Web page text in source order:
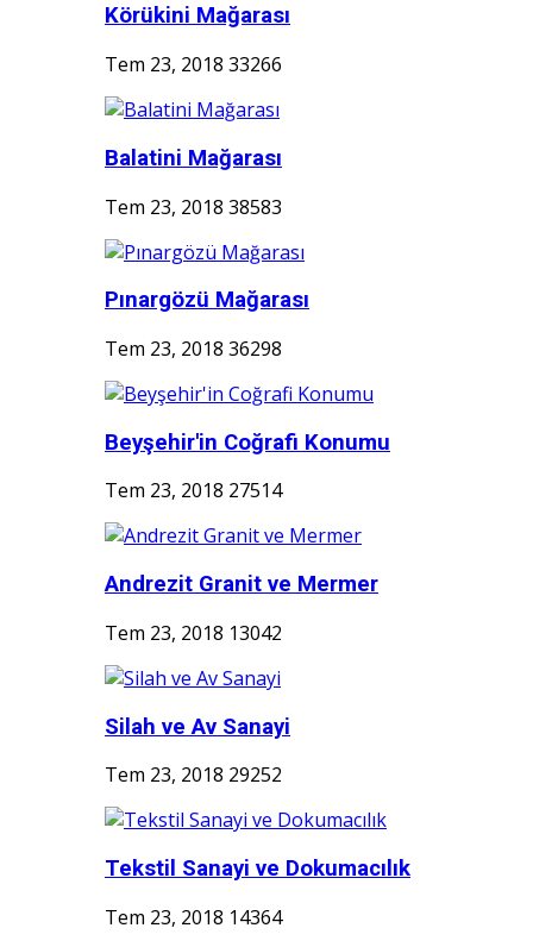
Körükini Mağarası
Tem 23, 2018 33266
Balatini Mağarası
Tem 23, 2018 38583
Pınargözü Mağarası
Tem 23, 2018 36298
Beyşehir'in Coğrafi Konumu
Tem 23, 2018 27514
Andrezit Granit ve Mermer
Tem 23, 2018 13042
Silah ve Av Sanayi
Tem 23, 2018 29252
Tekstil Sanayi ve Dokumacılık
Tem 23, 2018 14364